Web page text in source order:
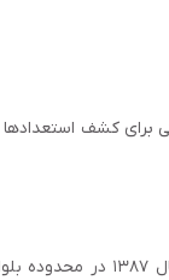
برای کشف استعدادها
معرفی کامل دبیرستان دخترانه متوسطه دوم سلام سبز دبیرستان دخترانه متوسطه دوم سلام سبز در سال ۱۳۸۷ در